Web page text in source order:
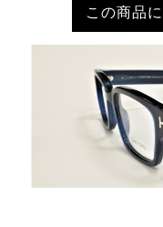
この商品